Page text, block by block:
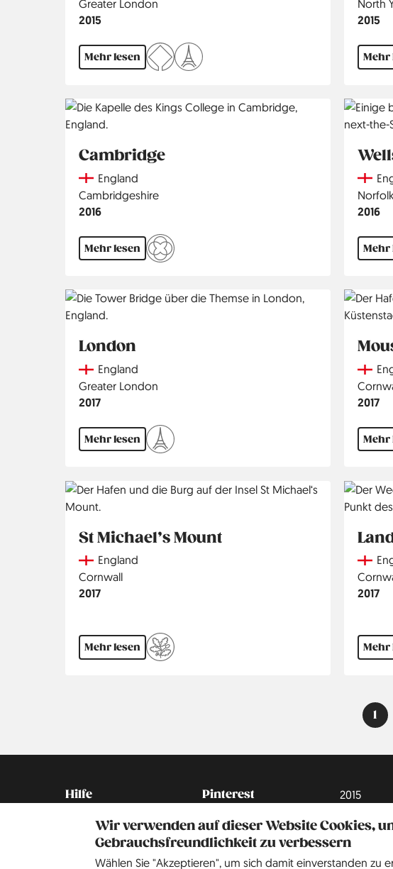
Wir verwenden auf dieser Website Cookies,
Gebrauchsfreundlichkeit zu verbessern
Wählen Sie "Akzeptieren", um sich damit einverstanden zu
Region
Greater London
Jahr
2015
Mehr lesen
Region
North
Jahr
2015
Mehr
Cambridge
CountryEngland
Region
Cambridgeshire
Jahr
2016
Mehr lesen
Region
Norfolk
Jahr
2016
Mehr
London
CountryEngland
Region
Greater London
Jahr
2017
Mehr lesen
Region
Jahr
2017
Mehr
St Michael’s Mount
CountryEngland
Region
Cornwall
Jahr
2017
Mehr lesen
Region
Jahr
2017
Mehr
1
Kontakt
Hilfe
Impressum
Datenschutz
Social
Pinterest
2015
2016
2017